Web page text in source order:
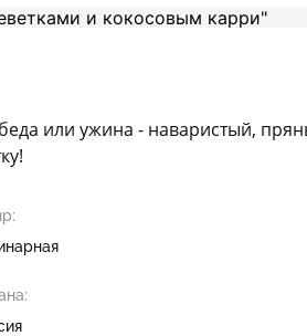
или ужина - наваристый,